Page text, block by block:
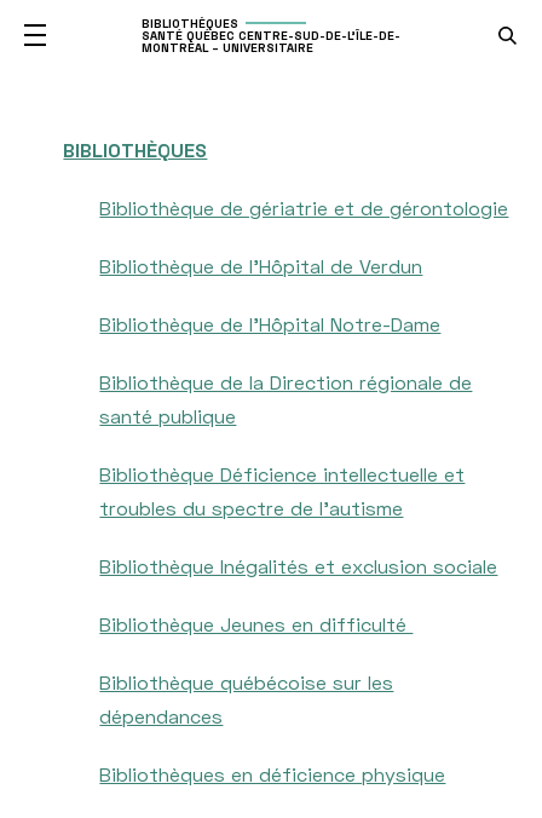
BIBLIOTHÈQUES
SANTÉ QUÉBEC CENTRE-SUD-DE-L'ÎLE-DE-
MONTRÉAL – UNIVERSITAIRE
BIBLIOTHÈQUES
Bibliothèque de gériatrie et de gérontologie
Bibliothèque de l'Hôpital de Verdun
Bibliothèque de l'Hôpital Notre-Dame
Bibliothèque de la Direction régionale de
santé publique
Bibliothèque Déficience intellectuelle et
troubles du spectre de l'autisme
Bibliothèque Inégalités et exclusion sociale
Bibliothèque Jeunes en difficulté
Bibliothèque québécoise sur les
dépendances
Bibliothèques en déficience physique